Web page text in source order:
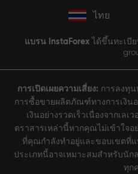
ไทย
แบรน InstaForexได้ขึ้นทะเบีย
การเปิดเผยความเสี่ยง: การลงทุ
การซื้อขายผลิตภัณฑ์ทางการเงิน
เงินอย่างรวดเร็วเนื่องจากเล
ตราสารเหล่านี้หากคุณไม่เข้าใจ
ที่คุณกำลังทำอยู่และขอบเขตที่แ
ประเภทนี้อาจเหมาะสมสำหรับนัก
ทุก